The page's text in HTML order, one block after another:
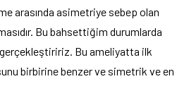
arasında asimetriye sebep olan
Bu bahsettiğim durumlarda
Bu ameliyatta ilk
birbirine benzer ve simetrik ve en